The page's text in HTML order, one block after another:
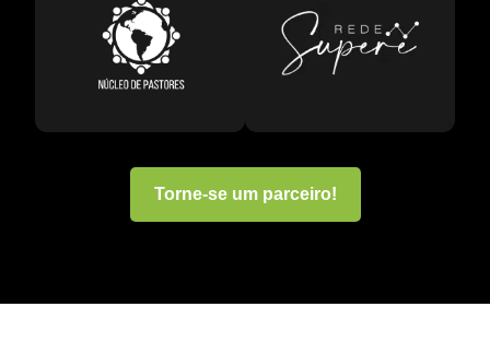
Torne-se um parceiro!